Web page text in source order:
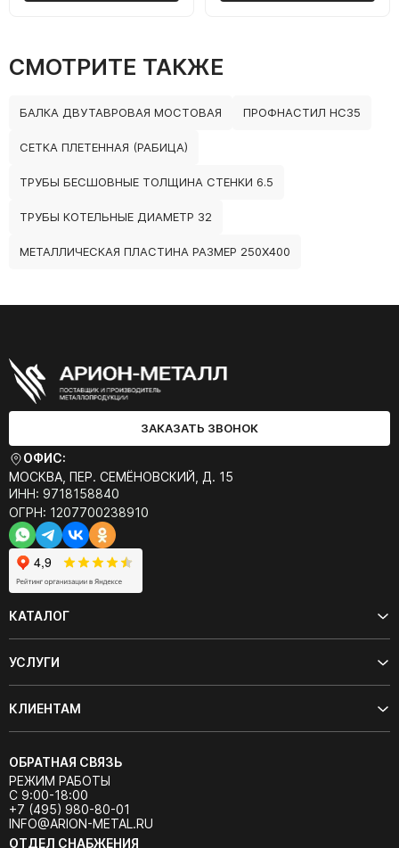
СМОТРИТЕ ТАКЖЕ
БАЛКА ДВУТАВРОВАЯ МОСТОВАЯ ПРОФНАСТИЛ НС35
СЕТКА ПЛЕТЕННАЯ (РАБИЦА)
ТРУБЫ БЕСШОВНЫЕ ТОЛЩИНА СТЕНКИ 6.5
ТРУБЫ КОТЕЛЬНЫЕ ДИАМЕТР 32
МЕТАЛЛИЧЕСКАЯ ПЛАСТИНА РАЗМЕР 250Х400
ЗАКАЗАТЬ ЗВОНОК
ОФИС:
МОСКВА, ПЕР. СЕМЁНОВСКИЙ, Д. 15
ИНН: 9718158840
ОГРН: 1207700238910
КАТАЛОГ
УСЛУГИ
КЛИЕНТАМ
ОБРАТНАЯ СВЯЗЬ
РЕЖИМ РАБОТЫ
С 9:00-18:00
+7 (495) 980-80-01
INFO@ARION-METAL.RU
ОТДЕЛ СНАБЖЕНИЯ